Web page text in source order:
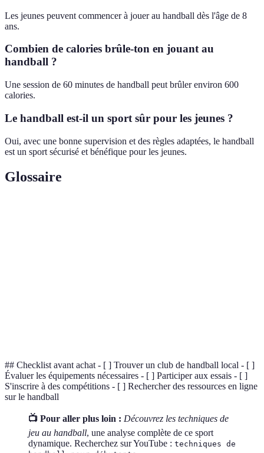
Les jeunes peuvent commencer à jouer au handball dès l'âge de 8
ans.
Combien de calories brûle-ton en jouant au
handball ?
Une session de 60 minutes de handball peut brûler environ 600
calories.
Le handball est-il un sport sûr pour les jeunes ?
Oui, avec une bonne supervision et des règles adaptées, le handball
est un sport sécurisé et bénéfique pour les jeunes.
Glossaire
## Checklist avant achat - [ ] Trouver un club de handball local - [ ]
Évaluer les équipements nécessaires - [ ] Participer aux essais - [ ]
S'inscrire à des compétitions - [ ] Rechercher des ressources en ligne
sur le handball
📺 Pour aller plus loin : Découvrez les techniques de
jeu au handball, une analyse complète de ce sport
dynamique. Recherchez sur YouTube : techniques de